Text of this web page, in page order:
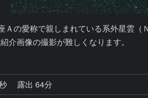
の愛称で親しまれている系外星雲（
介画像の撮影が難しくなります。
露出 64分